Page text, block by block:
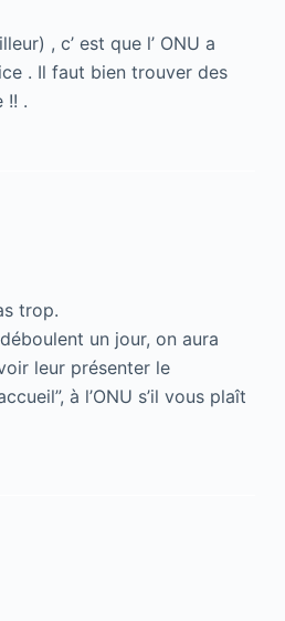
, c’ est que l’ ONU a
. Il faut bien trouver des
!! .
trop.
un jour, on aura
leur présenter le
à l’ONU s’il vous plaît